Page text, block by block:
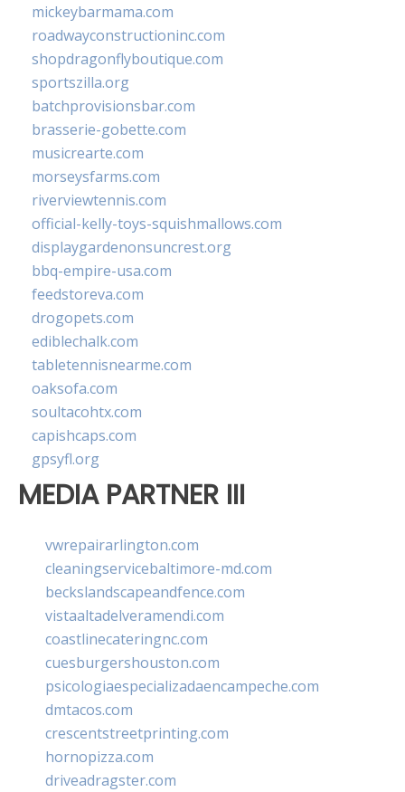
mickeybarmama.com
roadwayconstructioninc.com
shopdragonflyboutique.com
sportszilla.org
batchprovisionsbar.com
brasserie-gobette.com
musicrearte.com
morseysfarms.com
riverviewtennis.com
official-kelly-toys-squishmallows.com
displaygardenonsuncrest.org
bbq-empire-usa.com
feedstoreva.com
drogopets.com
ediblechalk.com
tabletennisnearme.com
oaksofa.com
soultacohtx.com
capishcaps.com
gpsyfl.org
MEDIA PARTNER III
vwrepairarlington.com
cleaningservicebaltimore-md.com
beckslandscapeandfence.com
vistaaltadelveramendi.com
coastlinecateringnc.com
cuesburgershouston.com
psicologiaespecializadaencampeche.com
dmtacos.com
crescentstreetprinting.com
hornopizza.com
driveadragster.com